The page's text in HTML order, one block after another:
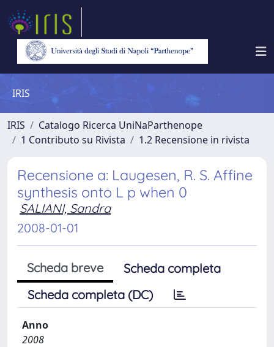
IRIS
IRIS
Catalogo Ricerca UniNaParthenope
1 Contributo su Rivista
1.2 Recensione in rivista
Recensione a: Laugesen, R. S. Affine
synthesis onto L p when 0
SALIANI, Sandra
2008-01-01
Scheda breve
Scheda completa
Scheda completa (DC)
Anno
2008